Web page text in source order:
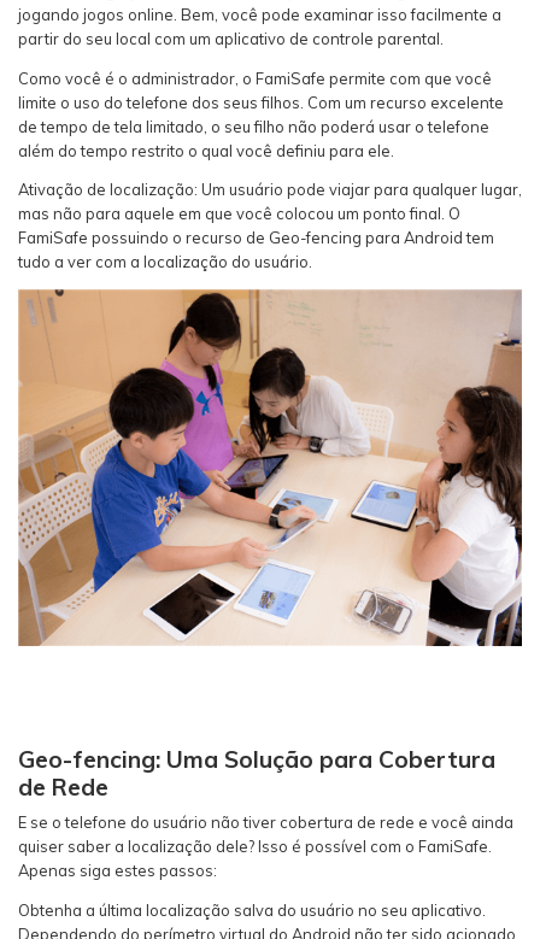
jogando jogos online. Bem, você pode examinar isso facilmente a
partir do seu local com um aplicativo de controle parental.
Como você é o administrador, o FamiSafe permite com que você
limite o uso do telefone dos seus filhos. Com um recurso excelente
de tempo de tela limitado, o seu filho não poderá usar o telefone
além do tempo restrito o qual você definiu para ele.
Ativação de localização: Um usuário pode viajar para qualquer lugar,
mas não para aquele em que você colocou um ponto final. O
FamiSafe possuindo o recurso de Geo-fencing para Android tem
tudo a ver com a localização do usuário.
Geo-fencing: Uma Solução para Cobertura
de Rede
E se o telefone do usuário não tiver cobertura de rede e você ainda
quiser saber a localização dele? Isso é possível com o FamiSafe.
Apenas siga estes passos:
Obtenha a última localização salva do usuário no seu aplicativo.
Dependendo do perímetro virtual do Android não ter sido acionado,